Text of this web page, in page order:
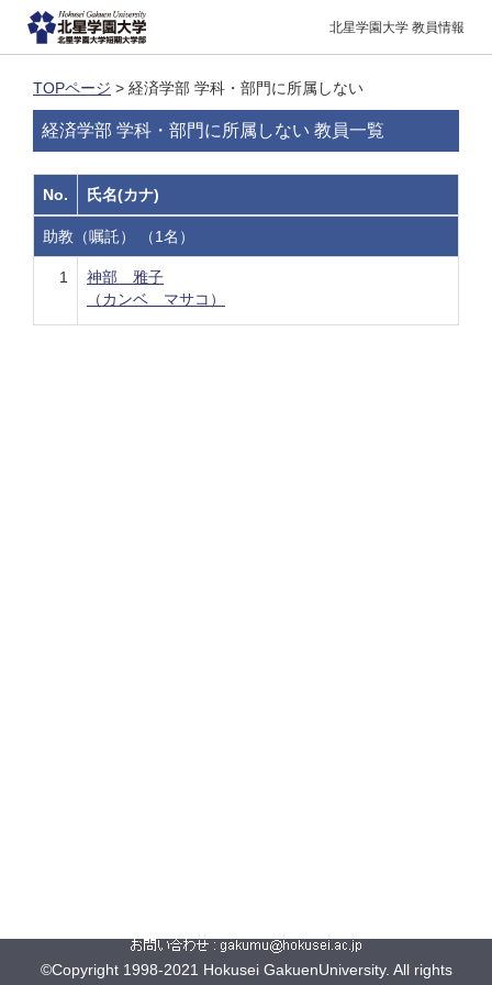
北星学園大学 教員情報
TOPページ > 経済学部 学科・部門に所属しない
経済学部 学科・部門に所属しない 教員一覧
No. 氏名(カナ)
助教（嘱託） （1名）
1
神部 雅子
（カンベ マサコ）
©Copyright 1998-2021 Hokusei GakuenUniversity. All rights